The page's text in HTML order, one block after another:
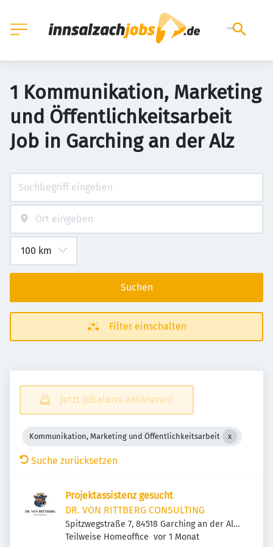
1 Kommunikation, Marketing
und Öffentlichkeitsarbeit
Job in Garching an der Alz
Suchen
Filter einschalten
Jetzt Jobalarm aktivieren!
Kommunikation, Marketing und Öffentlichkeitsarbeit
Suche zurücksetzen
Projektassistenz gesucht
DR. VON RITTBERG CONSULTING
Spitzwegstraße 7, 84518 Garching an der Alz,
Deutschland
Teilweise Homeoffice Veröffentlicht
vor 1 Monat